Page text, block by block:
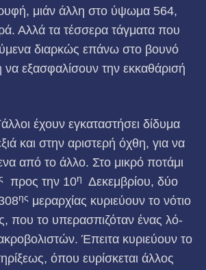
μιάν άλλη στο ύψωμα 564,
Αλλά τα τέσσερα τάγματα που
διαρκώς επάνω στο βουνό
να εξασφαλίσουν την εκκαθάρισή
έχουν εγκαταστήσει δίδυμα
και στην αριστερή όχθη, για να
από το άλλο. Στο μικρό ποτάμι
προς την 10η
Δεκεμβρίου, δύο
ης μεραρχίας κυριεύουν το νότιο
που το υπερασπιζόταν ένας λό­
Έπειτα κυριεύουν το
όπου ευρίσκεται άλλος